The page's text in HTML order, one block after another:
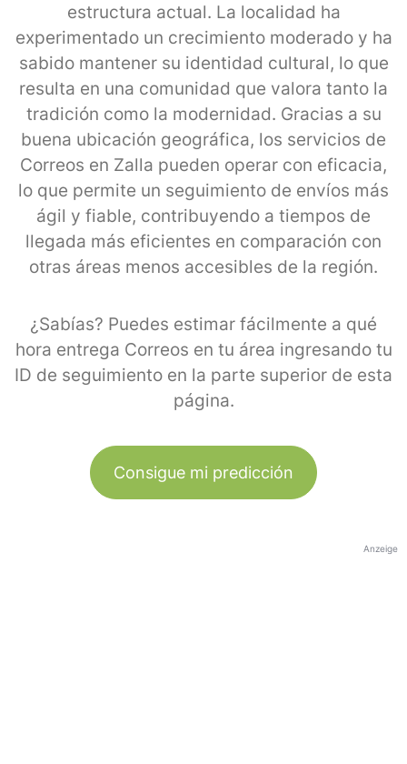
estructura actual. La localidad ha
experimentado un crecimiento moderado y ha
sabido mantener su identidad cultural, lo que
resulta en una comunidad que valora tanto la
tradición como la modernidad. Gracias a su
buena ubicación geográfica, los servicios de
Correos en Zalla pueden operar con eficacia,
lo que permite un seguimiento de envíos más
ágil y fiable, contribuyendo a tiempos de
llegada más eficientes en comparación con
otras áreas menos accesibles de la región.
¿Sabías? Puedes estimar fácilmente a qué
hora entrega Correos en tu área ingresando tu
ID de seguimiento en la parte superior de esta
página.
Consigue mi predicción
Anzeige